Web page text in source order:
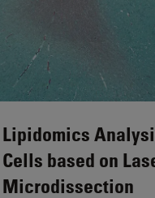
Lipidomics
Cells based on
Microdissection